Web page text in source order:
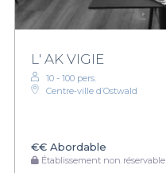
L' AK VIGIE
10 - 100 pers.
Centre‑ville d’Ostwald
€€ Abordable
Établissement non réservable